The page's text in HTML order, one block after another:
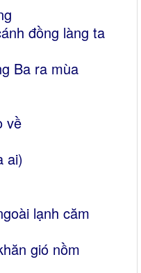
đồng làng ta
Ba ra mùa
về
ai)
lạnh căm
gió nồm